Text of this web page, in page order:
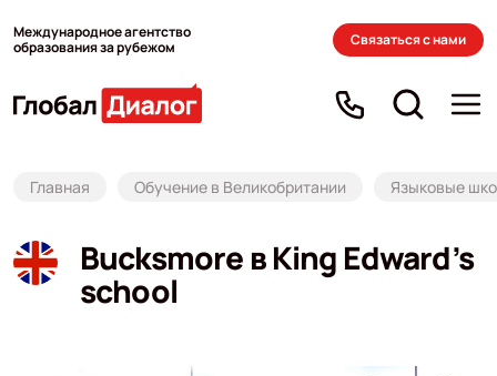
Международное агентство
образования за рубежом
Связаться с нами
Главная Обучение в Великобритании Языковые
Bucksmore в King Edward’s
school